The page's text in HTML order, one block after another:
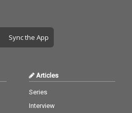
Sync the App
Articles
Series
Interview